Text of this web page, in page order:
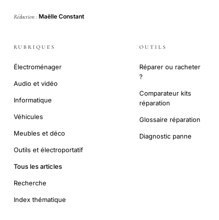
Rédaction : Maëlle Constant
RUBRIQUES
Électroménager
Audio et vidéo
Informatique
Véhicules
Meubles et déco
Outils et électroportatif
Tous les articles
Recherche
Index thématique
OUTILS
Réparer ou racheter
?
Comparateur kits
réparation
Glossaire réparation
Diagnostic panne